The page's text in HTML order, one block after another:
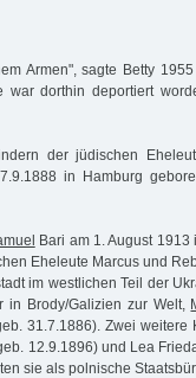
Armen", sagte Betty
war dorthin deportiert
der jüdischen
in Hamburg
Bari am 1. August
Eheleute Marcus und
im westlichen Teil der
Brody/Galizien zur Welt,
31.7.1886). Zwei weitere
12.9.1896) und Lea
sie als polnische